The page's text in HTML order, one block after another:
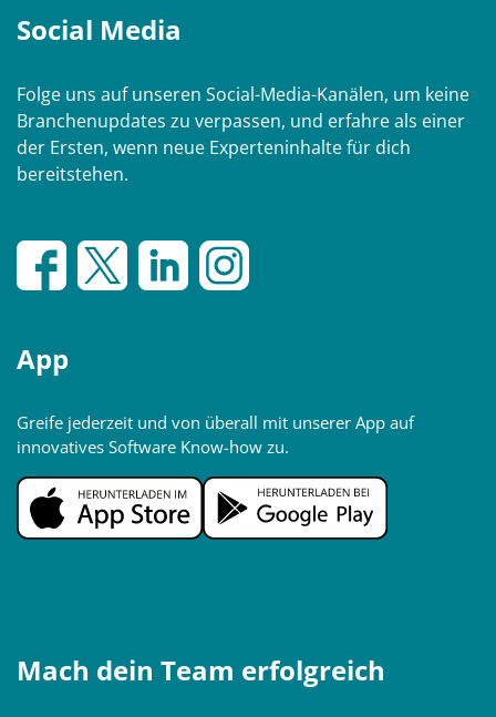
Social Media
Folge uns auf unseren Social-Media-Kanälen, um keine
Branchenupdates zu verpassen, und erfahre als einer
der Ersten, wenn neue Experteninhalte für dich
bereitstehen.
App
Greife jederzeit und von überall mit unserer App auf
innovatives Software Know-how zu.
Mach dein Team erfolgreich